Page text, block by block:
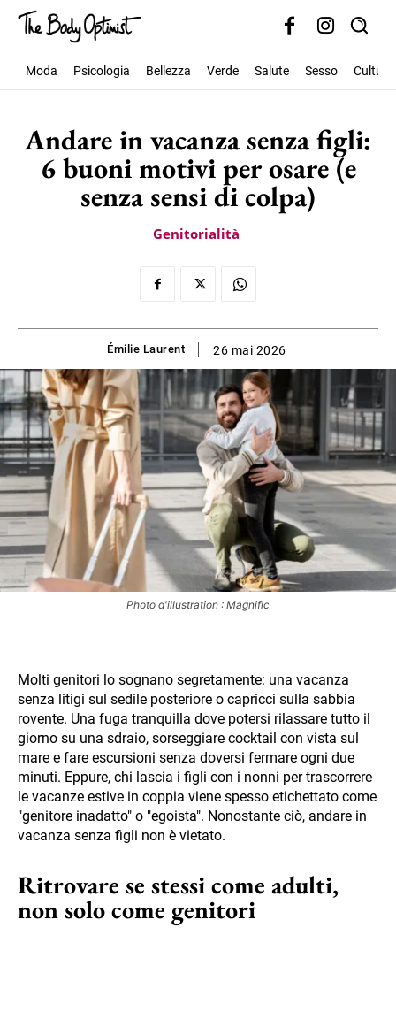
Moda Psicologia Bellezza Verde Salute Sesso Cultura
Andare in vacanza senza figli:
6 buoni motivi per osare (e
senza sensi di colpa)
Genitorialità
Émilie Laurent 26 mai 2026
Photo d'illustration : Magnific
Molti genitori lo sognano segretamente: una vacanza
senza litigi sul sedile posteriore o capricci sulla sabbia
rovente. Una fuga tranquilla dove potersi rilassare tutto il
giorno su una sdraio, sorseggiare cocktail con vista sul
mare e fare escursioni senza doversi fermare ogni due
minuti. Eppure, chi lascia i figli con i nonni per trascorrere
le vacanze estive in coppia viene spesso etichettato come
"genitore inadatto" o "egoista". Nonostante ciò, andare in
vacanza senza figli non è vietato.
Ritrovare se stessi come adulti,
non solo come genitori